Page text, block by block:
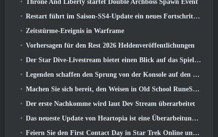
Throne And Liberty startet Double Archboss Spawn Event
Restart führt im Saison-SS4-Update ein neues Fortschrittssystem ein
Zeitstürme-Ereignis in Warframe
Vorhersagen für den Rest 2026 Heldenveröffentlichungen
Der Star Dive-Livestream bietet einen Blick auf das Spiel in Aktion vor der Veröffentlichung
Legenden schaffen den Sprung von der Konsole auf den PC
Machen Sie sich bereit, den Weisen in Old School RuneScape’s Leagues VI aus dem Käfig zu retten: Dämonische Pakte
Der erste Nachkomme wird laut Dev Stream überarbeitet
Das neueste Update von Heartopia ist eine Überarbeitung im Alice-im-Wunderland-Stil
Feiern Sie den First Contact Day in Star Trek Online und sichern Sie sich eine neue Version des Nobel Intel Battlecruiser